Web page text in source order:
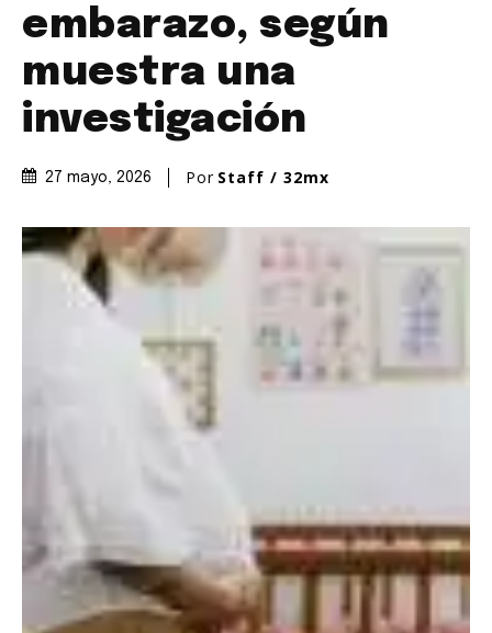
embarazo, según
muestra una
investigación
27 mayo, 2026 Por Staff / 32mx